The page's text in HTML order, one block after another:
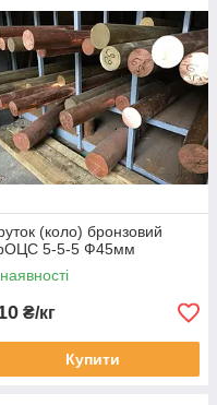
(коло) бронзовий
5-5-5 Ф45мм
₴/кг
Купити